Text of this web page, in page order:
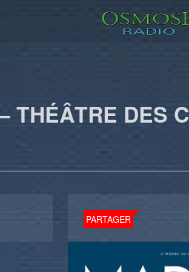
THÉÂTRE DES
PARTAGER